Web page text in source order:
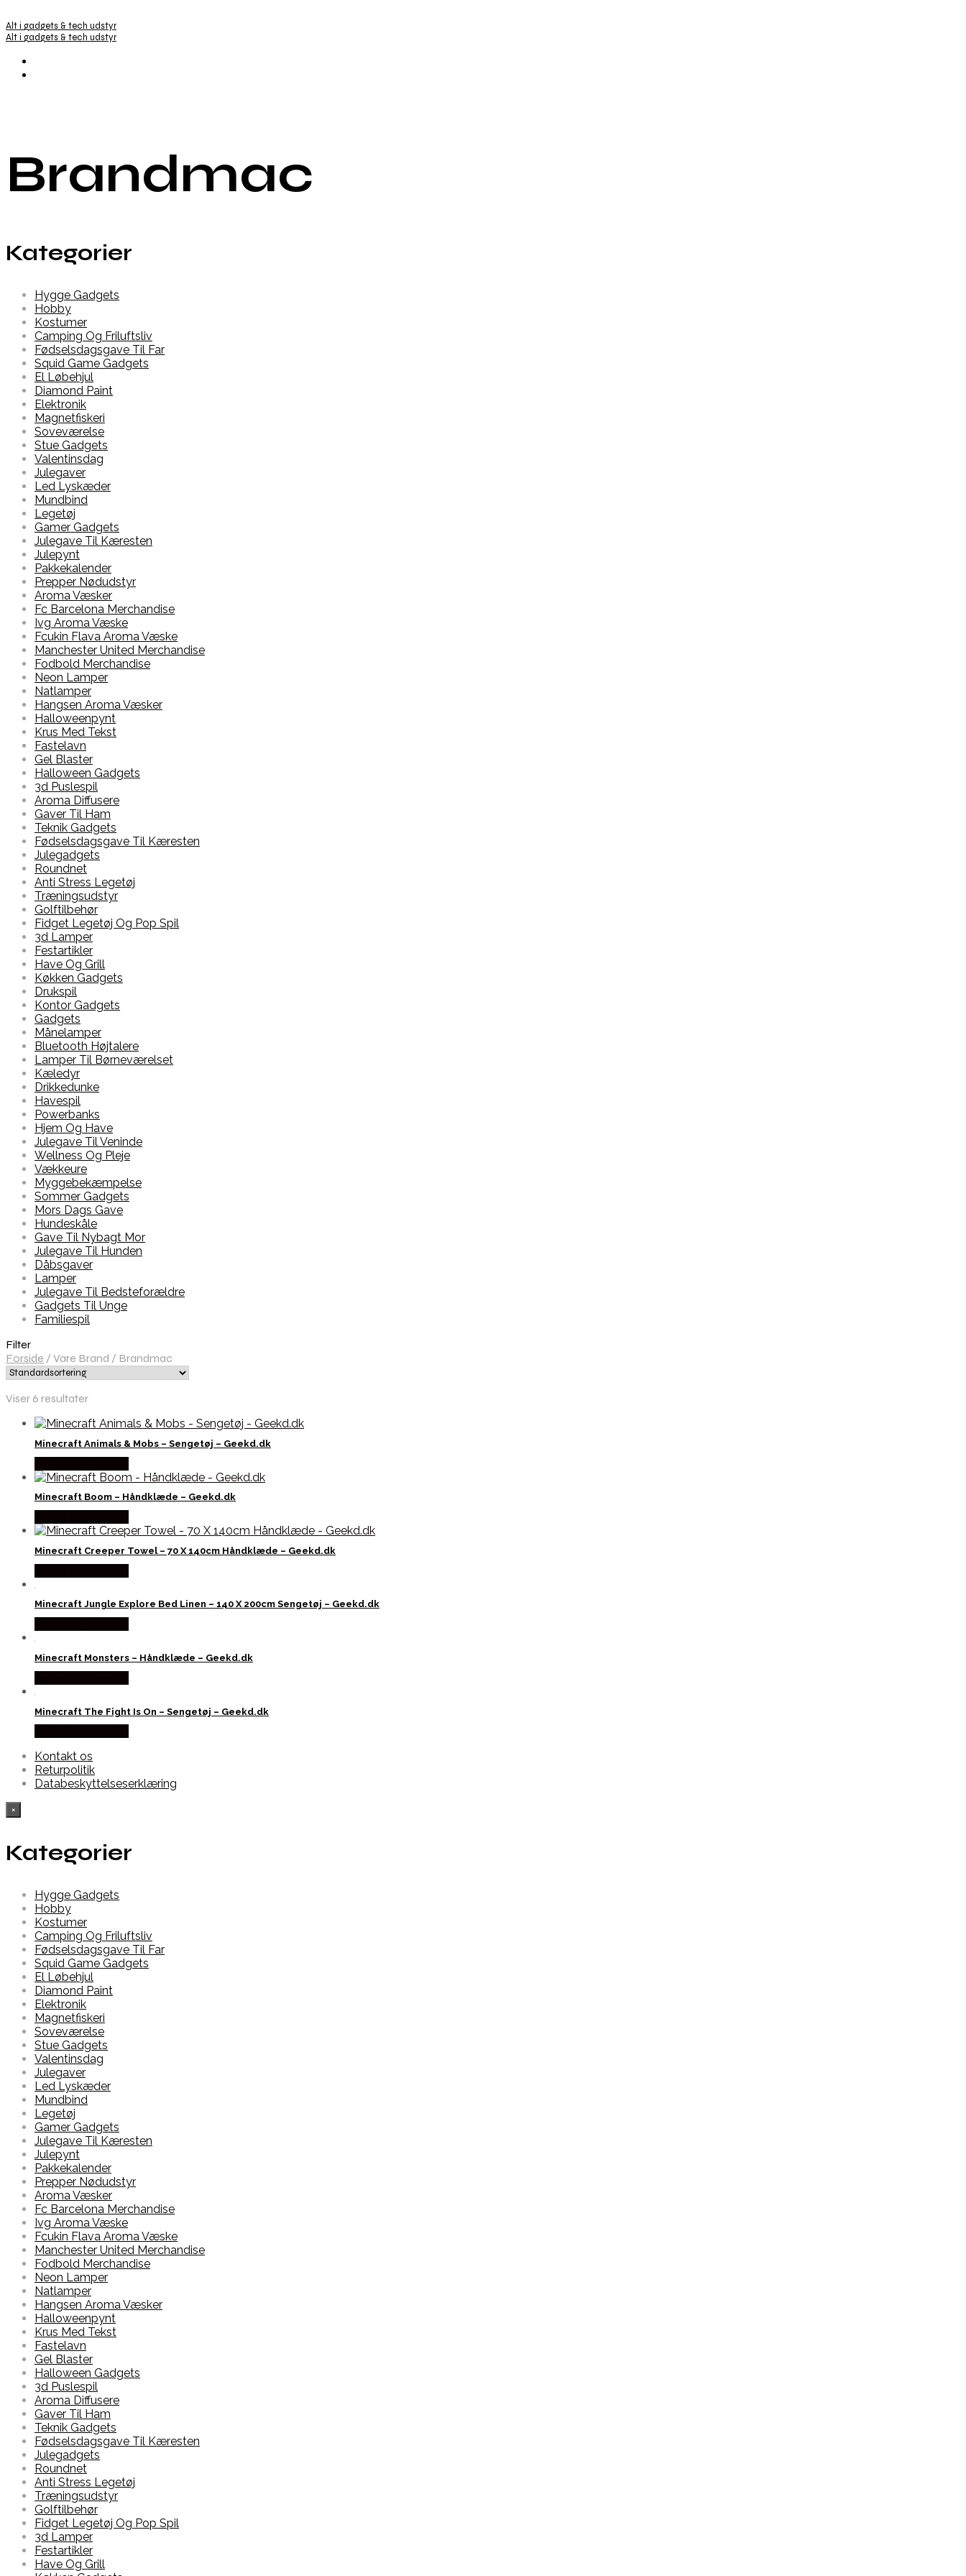
Alt i gadgets & tech udstyr
Alt i gadgets & tech udstyr
Brandmac
Kategorier
Hygge Gadgets
Hobby
Kostumer
Camping Og Friluftsliv
Fødselsdagsgave Til Far
Squid Game Gadgets
El Løbehjul
Diamond Paint
Elektronik
Magnetfiskeri
Soveværelse
Stue Gadgets
Valentinsdag
Julegaver
Led Lyskæder
Mundbind
Legetøj
Gamer Gadgets
Julegave Til Kæresten
Julepynt
Pakkekalender
Prepper Nødudstyr
Aroma Væsker
Fc Barcelona Merchandise
Ivg Aroma Væske
Fcukin Flava Aroma Væske
Manchester United Merchandise
Fodbold Merchandise
Neon Lamper
Natlamper
Hangsen Aroma Væsker
Halloweenpynt
Krus Med Tekst
Fastelavn
Gel Blaster
Halloween Gadgets
3d Puslespil
Aroma Diffusere
Gaver Til Ham
Teknik Gadgets
Fødselsdagsgave Til Kæresten
Julegadgets
Roundnet
Anti Stress Legetøj
Træningsudstyr
Golftilbehør
Fidget Legetøj Og Pop Spil
3d Lamper
Festartikler
Have Og Grill
Køkken Gadgets
Drukspil
Kontor Gadgets
Gadgets
Månelamper
Bluetooth Højtalere
Lamper Til Børneværelset
Kæledyr
Drikkedunke
Havespil
Powerbanks
Hjem Og Have
Julegave Til Veninde
Wellness Og Pleje
Vækkeure
Myggebekæmpelse
Sommer Gadgets
Mors Dags Gave
Hundeskåle
Gave Til Nybagt Mor
Julegave Til Hunden
Dåbsgaver
Lamper
Julegave Til Bedsteforældre
Gadgets Til Unge
Familiespil
Filter
Forside / Vare Brand / Brandmac
Viser 6 resultater
Minecraft Animals & Mobs – Sengetøj – Geekd.dk
Minecraft Boom – Håndklæde – Geekd.dk
Minecraft Creeper Towel – 70 X 140cm Håndklæde – Geekd.dk
Minecraft Jungle Explore Bed Linen – 140 X 200cm Sengetøj – Geekd.dk
Minecraft Monsters – Håndklæde – Geekd.dk
Minecraft The Fight Is On – Sengetøj – Geekd.dk
Kontakt os
Returpolitik
Databeskyttelseserklæring
×
Kategorier
Hygge Gadgets
Hobby
Kostumer
Camping Og Friluftsliv
Fødselsdagsgave Til Far
Squid Game Gadgets
El Løbehjul
Diamond Paint
Elektronik
Magnetfiskeri
Soveværelse
Stue Gadgets
Valentinsdag
Julegaver
Led Lyskæder
Mundbind
Legetøj
Gamer Gadgets
Julegave Til Kæresten
Julepynt
Pakkekalender
Prepper Nødudstyr
Aroma Væsker
Fc Barcelona Merchandise
Ivg Aroma Væske
Fcukin Flava Aroma Væske
Manchester United Merchandise
Fodbold Merchandise
Neon Lamper
Natlamper
Hangsen Aroma Væsker
Halloweenpynt
Krus Med Tekst
Fastelavn
Gel Blaster
Halloween Gadgets
3d Puslespil
Aroma Diffusere
Gaver Til Ham
Teknik Gadgets
Fødselsdagsgave Til Kæresten
Julegadgets
Roundnet
Anti Stress Legetøj
Træningsudstyr
Golftilbehør
Fidget Legetøj Og Pop Spil
3d Lamper
Festartikler
Have Og Grill